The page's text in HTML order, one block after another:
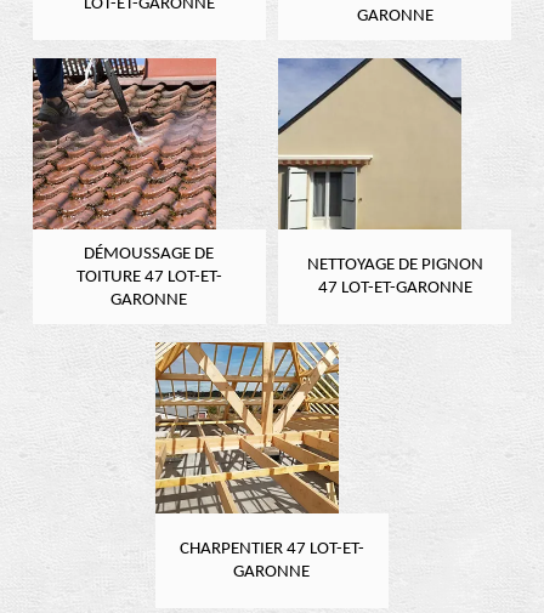
LOT-ET-GARONNE
GARONNE
DÉMOUSSAGE DE
TOITURE 47 LOT-ET-
GARONNE
NETTOYAGE DE PIGNON
47 LOT-ET-GARONNE
CHARPENTIER 47 LOT-ET-
GARONNE